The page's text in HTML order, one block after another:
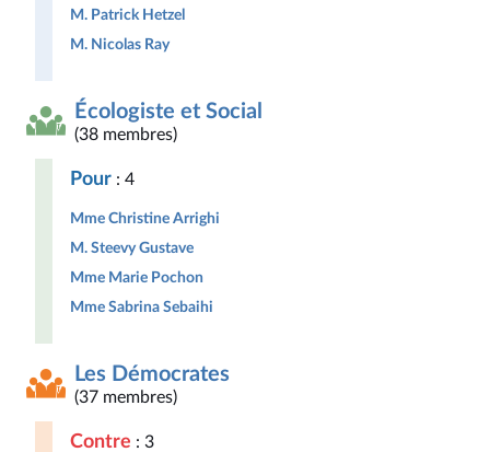
M. Patrick Hetzel
M. Nicolas Ray
Écologiste et Social
(38 membres)
Pour : 4
Mme Christine Arrighi
M. Steevy Gustave
Mme Marie Pochon
Mme Sabrina Sebaihi
Les Démocrates
(37 membres)
Contre : 3